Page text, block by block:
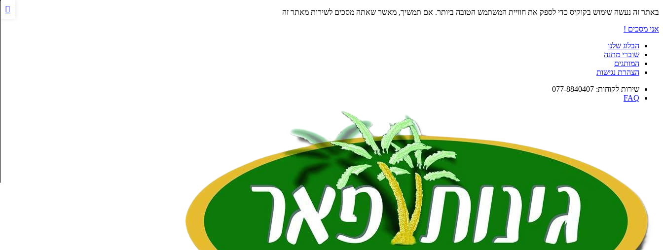
באתר זה נעשה שימוש בקוקיס כדי לספק את חוויית המשתמש הטובה ביותר. אם תמשיך, מאשר שאתה מסכים לשירות מאתר זה
אני מסכים !
הבלוג שלנו
שוברי מתנה
המותגים
הצהרת נגישות
שירות לקוחות: 077-8840407
FAQ